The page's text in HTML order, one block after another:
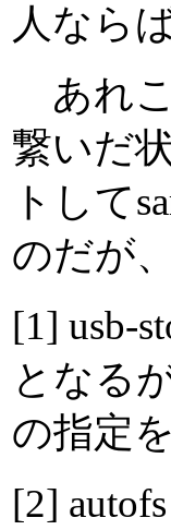
人なら
あれこ
繋いだ
トして
のだが、
[1] usb-
となる
の指定
[2]